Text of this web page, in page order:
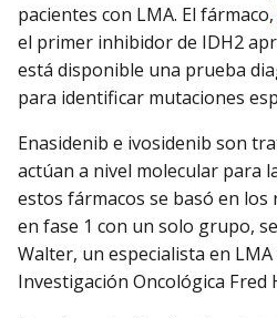
pacientes con LMA. El fármaco,
el primer inhibidor de IDH2
está disponible una prueba
para identificar mutaciones
Enasidenib e ivosidenib son
actúan a nivel molecular para
estos fármacos se basó en
en fase 1 con un solo grupo,
Walter, un especialista en
Investigación Oncológica Fred